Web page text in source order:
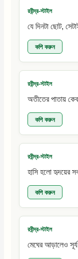
রবীন্দ্র-স্টাইল
যে দিনটা ছোট,
কপি করুন
রবীন্দ্র-স্টাইল
অতীতের পাতায়
কপি করুন
রবীন্দ্র-স্টাইল
হাসি হলো হৃদয়ের
কপি করুন
রবীন্দ্র-স্টাইল
মেঘের আড়ালেও